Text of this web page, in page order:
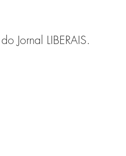
Jornal LIBERAIS.